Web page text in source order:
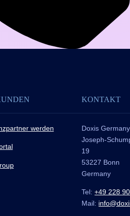
werden
KONTAKT
Doxis
Joseph-
19
53227 Bonn
Germany
Tel:+49 228
Mail: